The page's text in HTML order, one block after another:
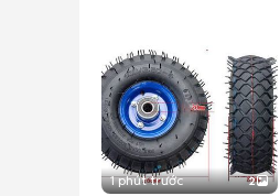
1 phút trước 2